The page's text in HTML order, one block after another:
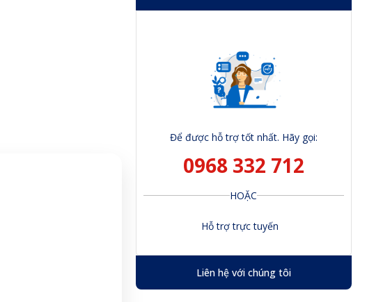
Để được hỗ trợ tốt nhất. Hãy gọi:
0968 332 712
HOẶC
Hỗ trợ trực tuyến
Liên hệ với chúng tôi